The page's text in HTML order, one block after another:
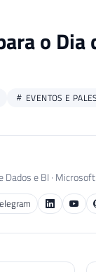
o Dia
EVENTOS E
e BI ·